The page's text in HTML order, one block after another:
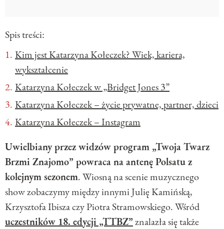
Spis treści:
Kim jest Katarzyna Kołeczek? Wiek, kariera,
wykształcenie
Katarzyna Kołeczek w „Bridget Jones 3”
Katarzyna Kołeczek – życie prywatne, partner, dzieci
Katarzyna Kołeczek – Instagram
Uwielbiany przez widzów program „Twoja Twarz
Brzmi Znajomo” powraca na antenę Polsatu z
kolejnym sezonem. Wiosną na scenie muzycznego
show zobaczymy między innymi Julię Kamińską,
Krzysztofa Ibisza czy Piotra Stramowskiego. Wśród
uczestników 18. edycji „TTBZ”znalazła się także